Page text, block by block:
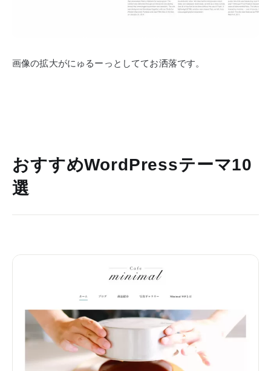
画像の拡大がにゅるーっとしててお洒落です。
おすすめWordPressテーマ10
選